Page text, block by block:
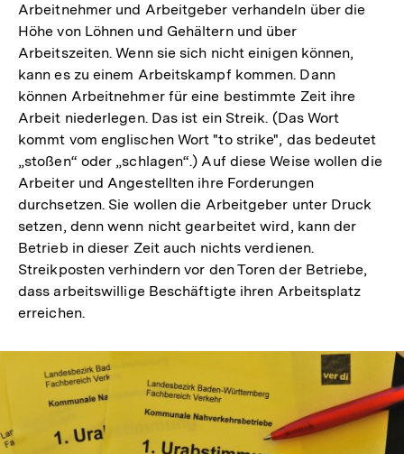
Arbeitnehmer und Arbeitgeber verhandeln über die
Höhe von Löhnen und Gehältern und über
Arbeitszeiten. Wenn sie sich nicht einigen können,
kann es zu einem Arbeitskampf kommen. Dann
können Arbeitnehmer für eine bestimmte Zeit ihre
Arbeit niederlegen. Das ist ein Streik. (Das Wort
kommt vom englischen Wort "to strike", das bedeutet
„stoßen“ oder „schlagen“.) Auf diese Weise wollen die
Arbeiter und Angestellten ihre Forderungen
durchsetzen. Sie wollen die Arbeitgeber unter Druck
setzen, denn wenn nicht gearbeitet wird, kann der
Betrieb in dieser Zeit auch nichts verdienen.
Streikposten verhindern vor den Toren der Betriebe,
dass arbeitswillige Beschäftigte ihren Arbeitsplatz
erreichen.